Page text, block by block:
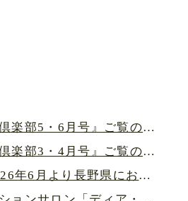
『ジパング倶楽部5・6月号』ご覧の皆さまへ
『ジパング倶楽部3・4月号』ご覧の皆さまへ
【重要】2026年6月より長野県における宿泊税が導入されます